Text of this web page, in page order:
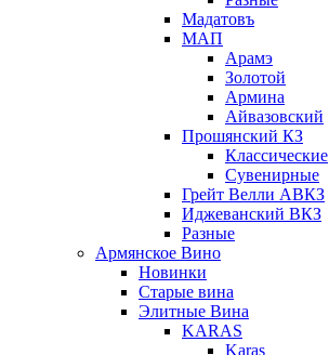
Мадатовъ
МАП
Арамэ
Золотой
Армина
Айвазовский
Прошянский КЗ
Классические
Сувенирные
Грейт Велли АВКЗ
Иджеванский ВКЗ
Разные
Армянское Вино
Новинки
Старые вина
Элитные Вина
KARAS
Karas